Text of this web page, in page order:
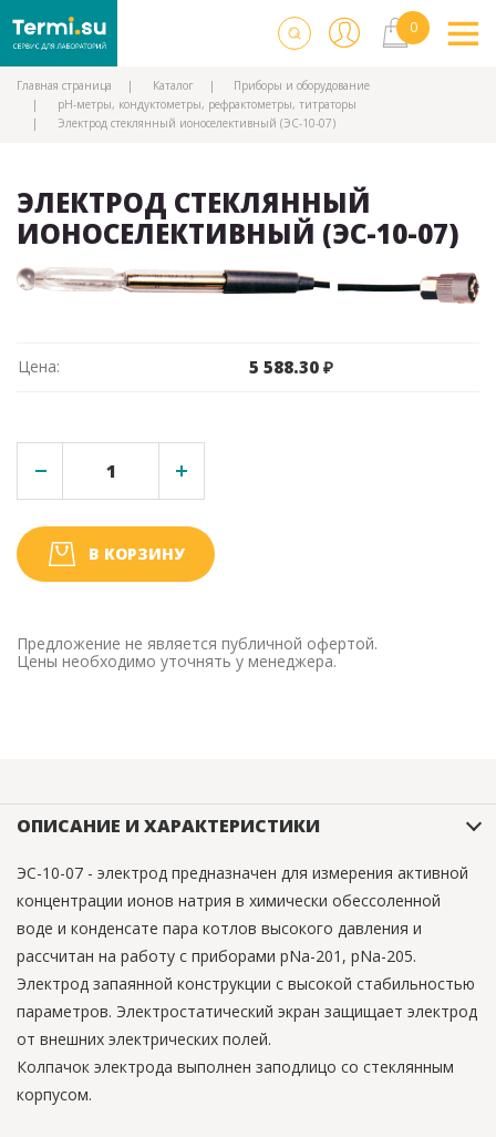
Главная страница Каталог
Приборы и оборудование
рН-метры, кондуктометры, рефрактометры, титраторы
Электрод стеклянный ионоселективный (ЭС-10-07)
ЭЛЕКТРОД СТЕКЛЯННЫЙ
ИОНОСЕЛЕКТИВНЫЙ (ЭС-10-07)
Цена: 5 588.30 ₽
В КОРЗИНУ
Предложение не является публичной офертой.
Цены необходимо уточнять у менеджера.
ОПИСАНИЕ И ХАРАКТЕРИСТИКИ
ЭС-10-07 - электрод предназначен для измерения активной
концентрации ионов натрия в химически обессоленной
воде и конденсате пара котлов высокого давления и
рассчитан на работу с приборами рNa-201, рNа-205.
Электрод запаянной конструкции с высокой стабильностью
параметров. Электростатический экран защищает электрод
от внешних электрических полей.
Колпачок электрода выполнен заподлицо со стеклянным
корпусом.